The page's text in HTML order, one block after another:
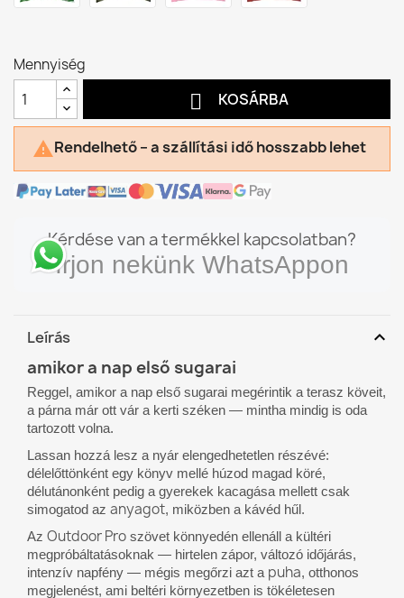
Mennyiség
 KOSÁRBA
Rendelhető – a szállítási idő hosszabb lehet
Kérdése van a termékkel kapcsolatban?
Írjon nekünk WhatsAppon
Leírás expand_more
amikor a nap első sugarai
Reggel, amikor a nap első sugarai megérintik a terasz köveit,
a párna már ott vár a kerti széken — mintha mindig is oda
tartozott volna.
Lassan hozzá lesz a nyár elengedhetetlen részévé:
délelőttönként egy könyv mellé húzod magad köré,
délutánonként pedig a gyerekek kacagása mellett csak
simogatod az anyagot, miközben a kávéd hűl.
Az Outdoor Pro szövet könnyedén ellenáll a kültéri
megpróbáltatásoknak — hirtelen zápor, változó időjárás,
intenzív napfény — mégis megőrzi azt a puha, otthonos
megjelenést, ami beltéri környezetben is tökéletesen